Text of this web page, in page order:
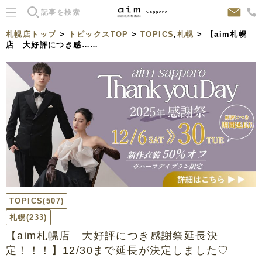
Sapporo
札幌店トップ > トピックスTOP >TOPICS, 札幌 > 【aim札幌
店 大好評につき感……
TOPICS(507)
札幌(233)
【aim札幌店 大好評につき感謝祭延長決
定！！！】12/30まで延長が決定しました♡